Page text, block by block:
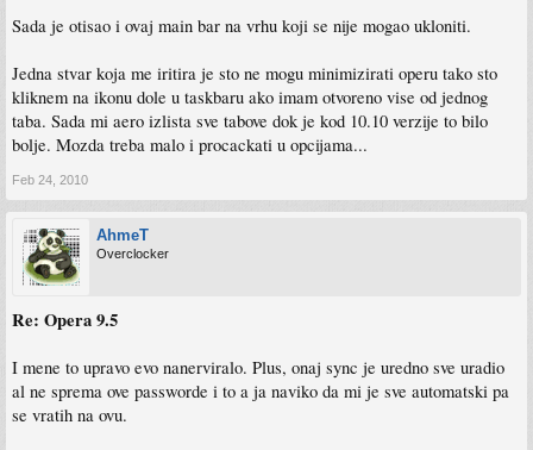
Sada je otisao i ovaj main bar na vrhu koji se nije mogao ukloniti.
Jedna stvar koja me iritira je sto ne mogu minimizirati operu tako sto
kliknem na ikonu dole u taskbaru ako imam otvoreno vise od jednog
taba. Sada mi aero izlista sve tabove dok je kod 10.10 verzije to bilo
bolje. Mozda treba malo i procackati u opcijama...
Feb 24, 2010
AhmeT
Overclocker
Re: Opera 9.5
I mene to upravo evo nanerviralo. Plus, onaj sync je uredno sve uradio
al ne sprema ove passworde i to a ja naviko da mi je sve automatski pa
se vratih na ovu.